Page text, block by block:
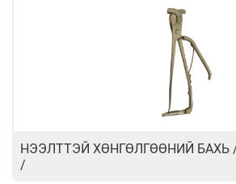
НЭЭЛТТЭЙ ХӨНГӨЛГӨӨНИЙ БАХЬ /
/